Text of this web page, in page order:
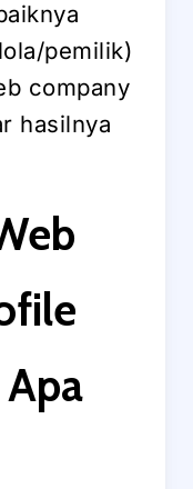
pemilik)
company
hasilnya